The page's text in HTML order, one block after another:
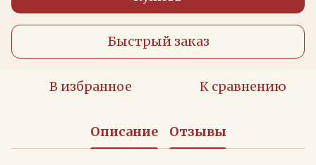
Быстрый заказ
В избранное К сравнению
Описание Отзывы